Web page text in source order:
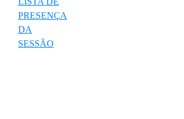
PRESENÇA
DA
SESSÃO